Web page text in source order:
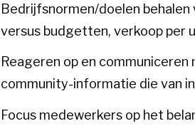
Bedrijfsnormen/doelen
versus budgetten, verkoop per
Reageren op en
community-informatie die van
Focus medewerkers op het